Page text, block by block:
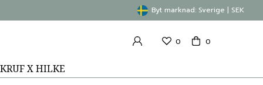
Byt marknad: Sverige | SEK
0
0
X HILKE